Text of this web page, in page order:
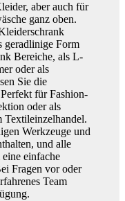
aber auch für
ganz oben.
geradlinige Form
Bereiche, als L-
oder als
Sie die
für Fashion-
oder als
Textileinzelhandel.
Werkzeuge und
und alle
einfache
Fragen vor oder
Team